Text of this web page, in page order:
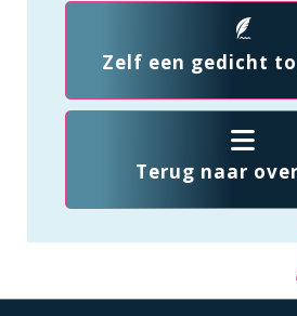
Zelf een gedicht
Terug naar